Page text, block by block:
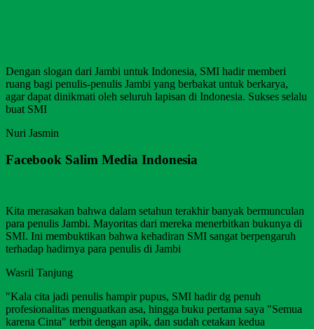
Dengan slogan dari Jambi untuk Indonesia, SMI hadir memberi
ruang bagi penulis-penulis Jambi yang berbakat untuk berkarya,
agar dapat dinikmati oleh seluruh lapisan di Indonesia. Sukses selalu
buat SMI
Nuri Jasmin
Facebook Salim Media Indonesia
Kita merasakan bahwa dalam setahun terakhir banyak bermunculan
para penulis Jambi. Mayoritas dari mereka menerbitkan bukunya di
SMI. Ini membuktikan bahwa kehadiran SMI sangat berpengaruh
terhadap hadirnya para penulis di Jambi
Wasril Tanjung
"Kala cita jadi penulis hampir pupus, SMI hadir dg penuh
profesionalitas menguatkan asa, hingga buku pertama saya "Semua
karena Cinta" terbit dengan apik, dan sudah cetakan kedua